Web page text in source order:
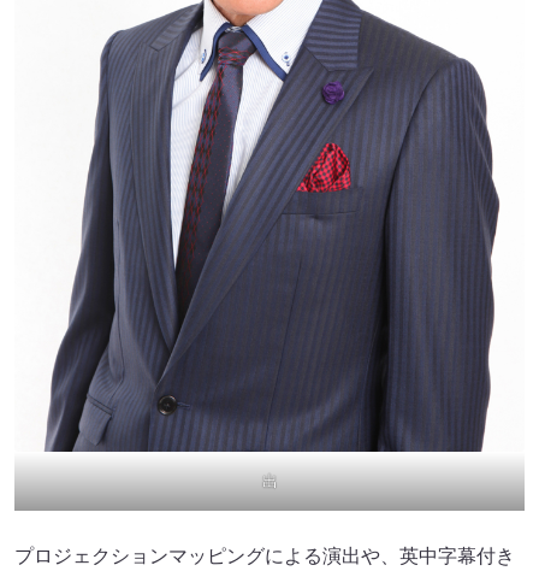
出
プロジェクションマッピングによる演出や、英中字幕付き